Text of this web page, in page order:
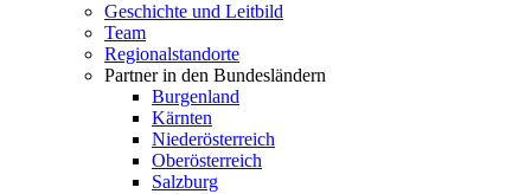
Geschichte und Leitbild
Team
Regionalstandorte
Partner in den Bundesländern
Burgenland
Kärnten
Niederösterreich
Oberösterreich
Salzburg